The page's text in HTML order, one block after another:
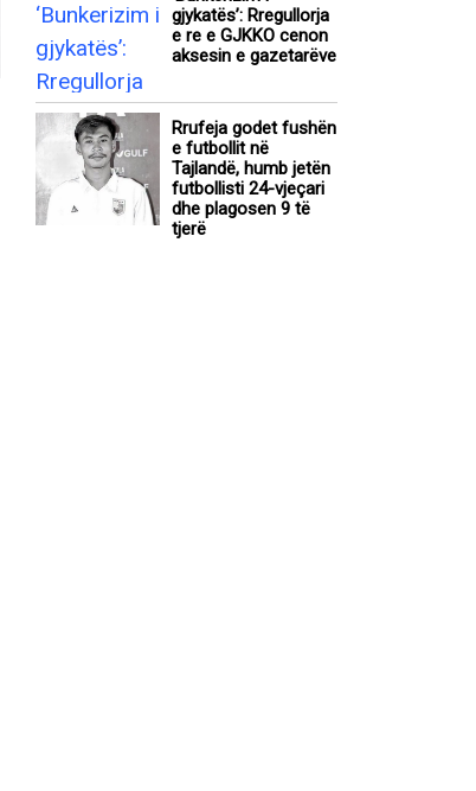
gjykatës’: Rregullorja
e re e GJKKO cenon
aksesin e gazetarëve
Rrufeja godet fushën
e futbollit në
Tajlandë, humb jetën
futbollisti 24-vjeçari
dhe plagosen 9 të
tjerë